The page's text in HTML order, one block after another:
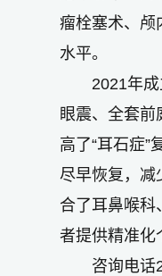
瘤栓塞术、颅
水平。
2021年
眼震、全套
高了“耳石症
尽早恢复，减
合了耳鼻喉科
者提供精准化
咨询电话